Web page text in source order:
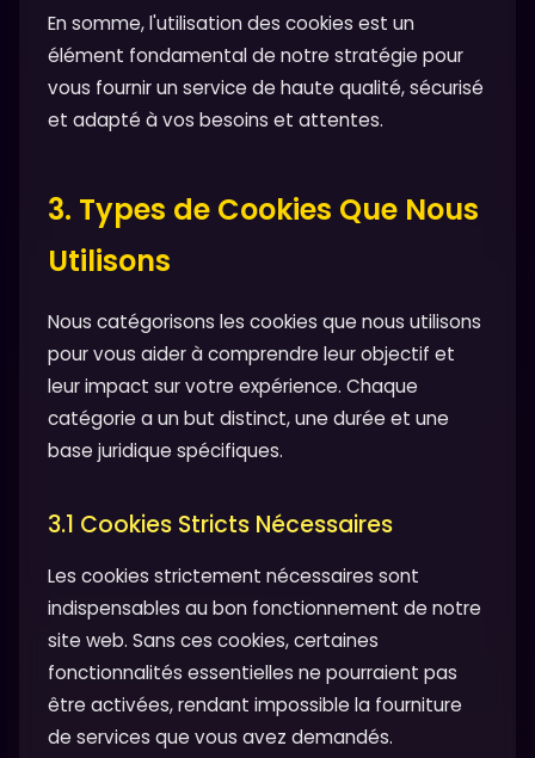
En somme, l'utilisation des cookies est un
élément fondamental de notre stratégie pour
vous fournir un service de haute qualité, sécurisé
et adapté à vos besoins et attentes.
3. Types de Cookies Que Nous
Utilisons
Nous catégorisons les cookies que nous utilisons
pour vous aider à comprendre leur objectif et
leur impact sur votre expérience. Chaque
catégorie a un but distinct, une durée et une
base juridique spécifiques.
3.1 Cookies Stricts Nécessaires
Les cookies strictement nécessaires sont
indispensables au bon fonctionnement de notre
site web. Sans ces cookies, certaines
fonctionnalités essentielles ne pourraient pas
être activées, rendant impossible la fourniture
de services que vous avez demandés.